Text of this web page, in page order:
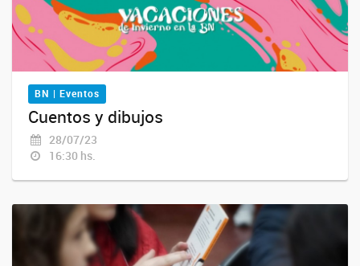
BN | Eventos
Cuentos y dibujos
28/07/23
16:30 hs.